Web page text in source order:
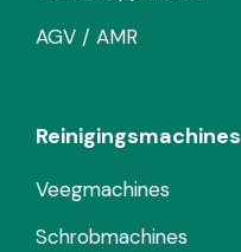
AGV / AMR
Reinigingsmachines
Veegmachines
Schrobmachines